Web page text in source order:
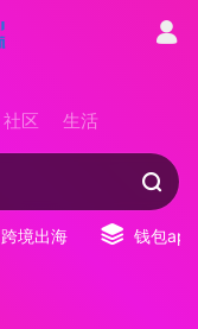
社区 生活
跨境出海 钱包app